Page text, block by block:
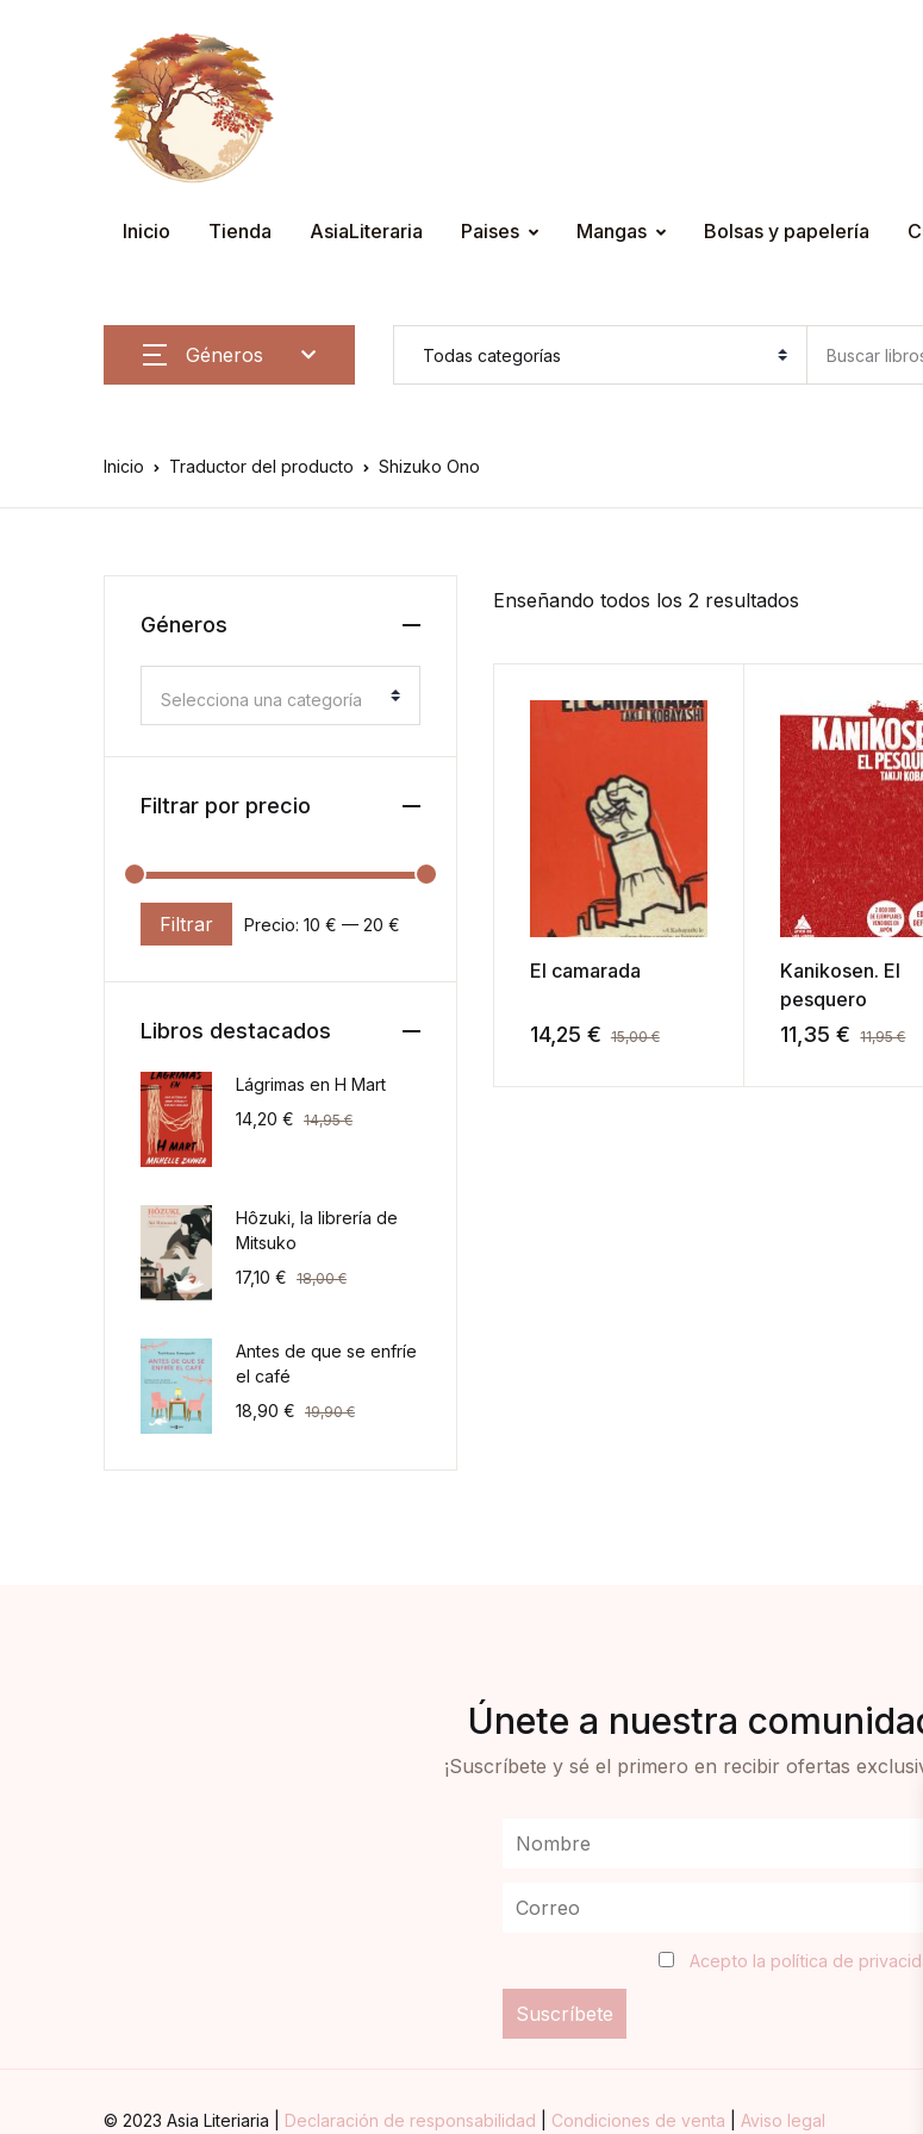
Inicio Tienda AsiaLiteraria Paises Mangas Bolsas y papelería
Géneros
Inicio Traductor del producto Shizuko Ono
Enseñando todos los 2 resultados
El camarada
14,25 € 15,00€
Kanikosen. El
pesquero
11,35€ 11,95€
Géneros
Selecciona una categoría
Filtrar por precio
Precio mínimo
Precio máximo
Filtrar Precio: 10 € — 20 €
Libros destacados
Lágrimas en H Mart
14,20 € 14,95€
Hôzuki, la librería de
Mitsuko
17,10 € 18,00€
Antes de que se enfríe
el café
18,90 € 19,90€
Únete a nuestra
¡Suscríbete y sé el primero en recibir ofertas
Acepto la política de
© 2023 Asia Literiaria | Declaración de responsabilidad Condiciones de venta Aviso legal